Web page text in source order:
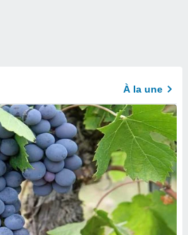
À la une